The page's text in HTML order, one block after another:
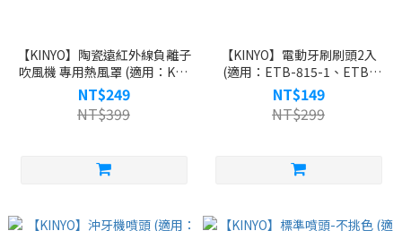
【KINYO】陶瓷遠紅外線負離子
吹風機 專用熱風罩 (適用：KH-
9201)
NT$249
NT$399
【KINYO】電動牙刷刷頭2入
(適用：ETB-815-1、ETB-
815)
NT$149
NT$299